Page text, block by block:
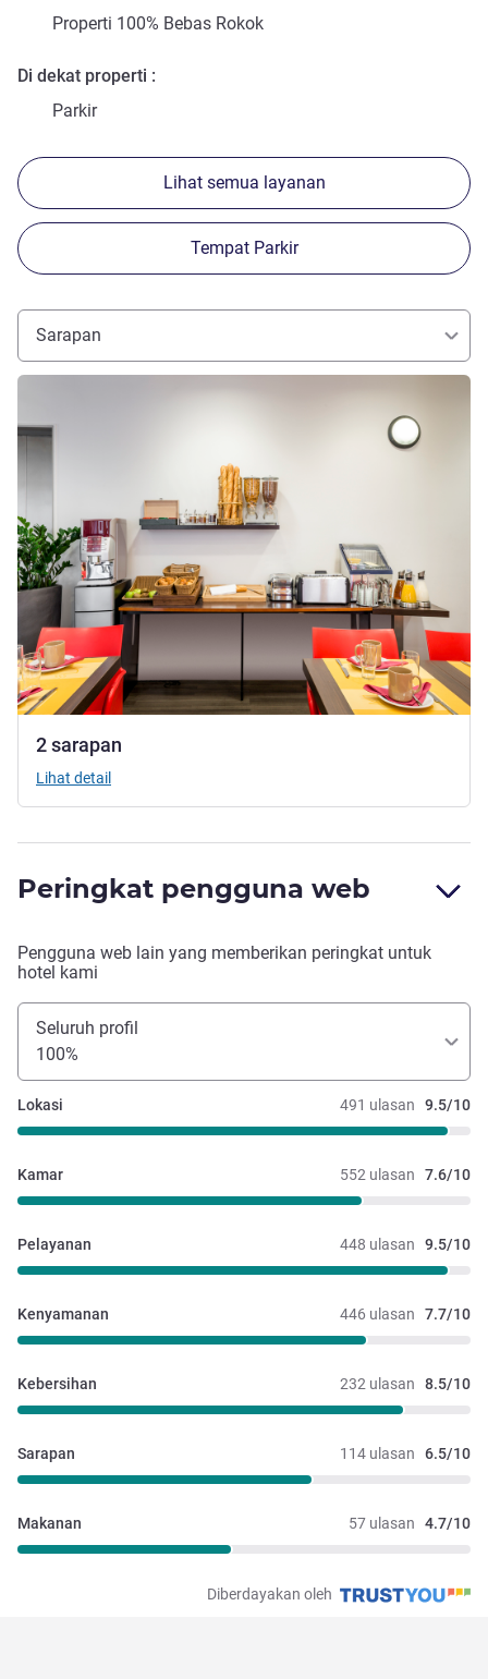
Properti 100% Bebas Rokok
Di dekat properti
Parkir
Lihat semua layanan
Tempat Parkir
Sarapan
2 sarapan
Lihat detail
Lihat detail
Peringkat pengguna web
Pengguna web lain yang memberikan peringkat untuk
hotel kami
Seluruh profil
100%
491 ulasan 9.5/10
Lokasi
552 ulasan 7.6/10
Kamar
448 ulasan 9.5/10
Pelayanan
446 ulasan 7.7/10
Kenyamanan
232 ulasan 8.5/10
Kebersihan
114 ulasan 6.5/10
Sarapan
57 ulasan 4.7/10
Makanan
Diberdayakan oleh